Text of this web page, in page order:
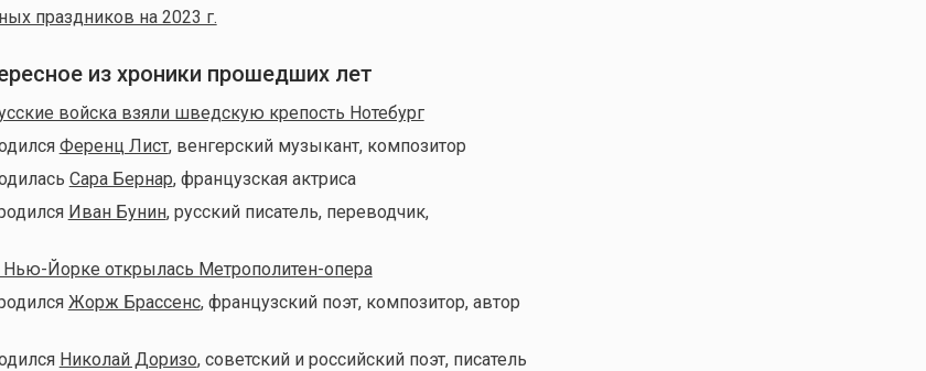
праздников на 2023 г.
из хроники прошедших лет
войска взяли шведскую крепость Нотебург
Ференц Лист, венгерский музыкант, композитор
Сapa Бернар, французская актриса
Иван Бунин, русский писатель, переводчик,
Нью-Йорке открылась Метрополитен-опера
Жорж Брассенс, французский поэт, композитор, автор
Николай Доризо, советский и российский поэт, писатель